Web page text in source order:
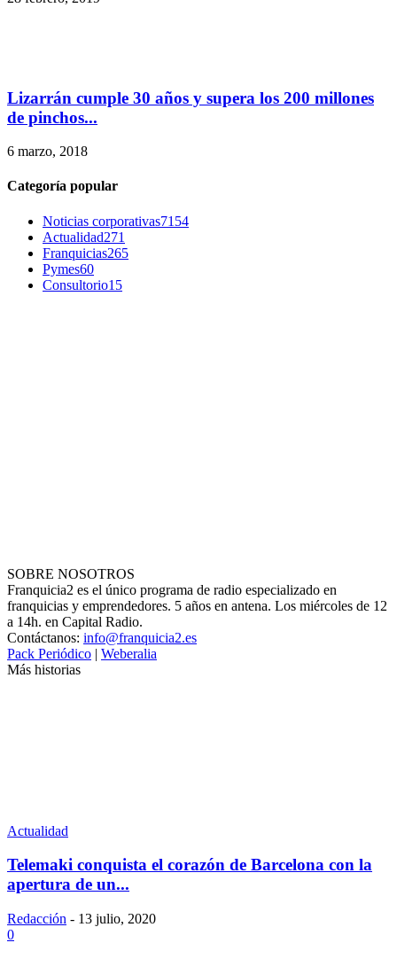
Lizarrán cumple 30 años y supera los 200 millones
de pinchos...
6 marzo, 2018
Categoría popular
Noticias corporativas7154
Actualidad271
Franquicias265
Pymes60
Consultorio15
SOBRE NOSOTROS
Franquicia2 es el único programa de radio especializado en
franquicias y emprendedores. 5 años en antena. Los miércoles de 12
a 14h. en Capital Radio.
Contáctanos: info@franquicia2.es
Pack Periódico | Weberalia
Más historias
Actualidad
Telemaki conquista el corazón de Barcelona con la
apertura de un...
Redacción - 13 julio, 2020
0